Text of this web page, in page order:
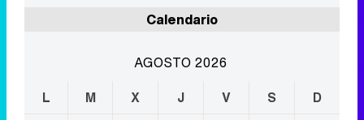
Calendario
AGOSTO 2026
L
M X J V S
D